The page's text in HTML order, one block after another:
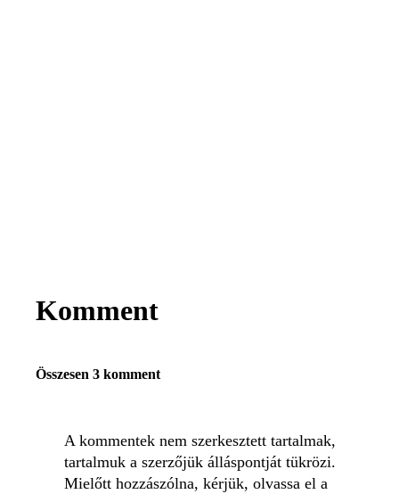
Komment
Összesen 3 komment
A kommentek nem szerkesztett tartalmak,
tartalmuk a szerzőjük álláspontját tükrözi.
Mielőtt hozzászólna, kérjük, olvassa el a